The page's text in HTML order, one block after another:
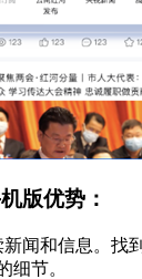
版优势：
和信息。找
细节。